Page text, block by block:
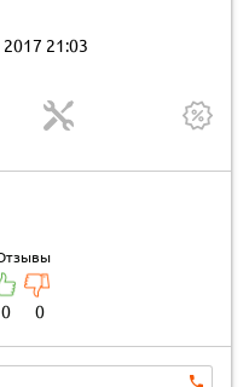
21:03
0 0